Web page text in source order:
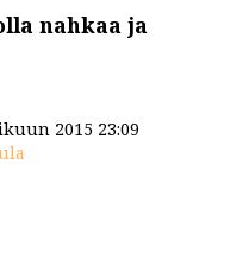
nahkaa ja
2015 23:09